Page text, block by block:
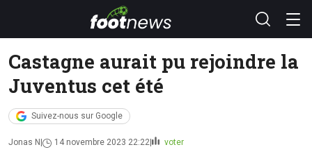
Castagne aurait pu rejoindre la
Juventus cet été
Suivez-nous sur Google
Jonas N 14 novembre 2023 22:22 voter